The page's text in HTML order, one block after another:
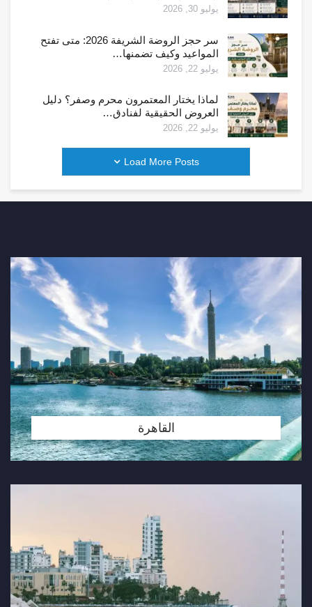
يوليو 30, 2026
سر حجز الروضة الشريفة 2026: متى تفتح
المواعيد وكيف تضمنها…
يوليو 22, 2026
لماذا يختار المعتمرون محرم وصفر؟ دليل
العروض الحقيقية لفنادق…
يوليو 22, 2026
Load More Posts
القاهرة